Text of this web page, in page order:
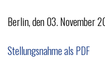
Berlin, den 03. November
Stellungsnahme als PDF